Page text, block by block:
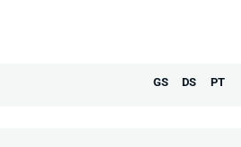
GS DS PT